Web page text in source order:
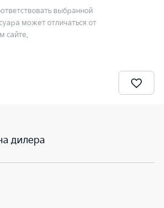
выбранной
может отличаться от
сайте.
дилера